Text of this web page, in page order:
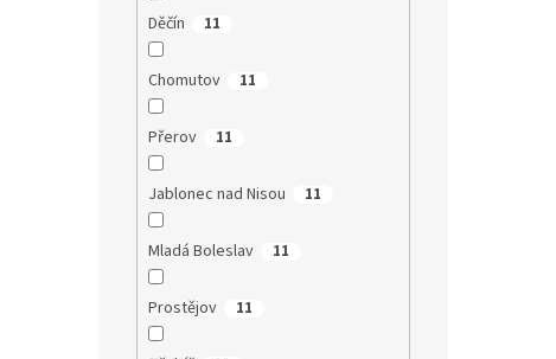
Děčín 11
Chomutov 11
Přerov 11
Jablonec nad Nisou 11
Mladá Boleslav 11
Prostějov 11